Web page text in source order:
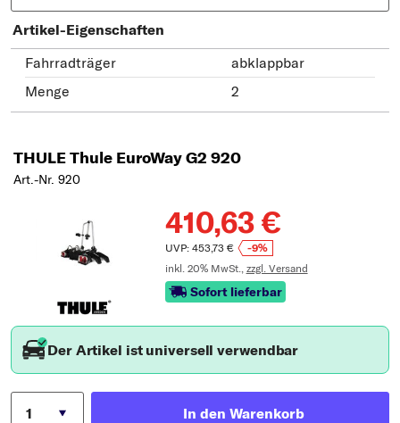
Artikel-Eigenschaften
Fahrradträger
abklappbar
Menge
2
THULE Thule EuroWay G2 920
Art.-Nr. 920
410,63 €
UVP: 453,73 €
-9%
inkl. 20% MwSt., zzgl. Versand
Sofort lieferbar
Der Artikel ist universell verwendbar
In den Warenkorb